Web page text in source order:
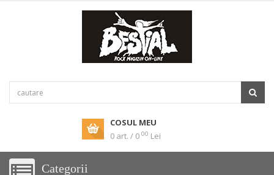
COSUL MEU
0 art. / 0 00 Lei
Categorii